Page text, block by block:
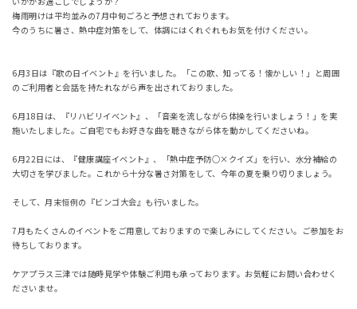
梅雨明けは平均並みの7月中旬ごろと予想されております。
今のうちに暑さ、熱中症対策をして、体調にはくれぐれもお気を付けください。
6月3日は『歌の日イベント』を行いました。「この歌、知ってる！懐かしい！」と周囲
のご利用者と会話を持たれながら声を出されておりました。
6月18日は、『リハビリイベント』、「音楽を流しながら体操を行いましょう！」を実
施いたしました。ご自宅でもお好きな曲を聴きながら体を動かしてくださいね。
6月22日には、『健康講座イベント』、「熱中症予防○×クイズ」を行い、水分補給の
大切さを学びました。これから十分な暑さ対策をして、今年の夏を乗り切りましょう。
そして、月末恒例の『ビンゴ大会』も行いました。
7月もたくさんのイベントをご用意しておりますので楽しみにしてください。ご参加をお
待ちしております。
ケアプラス三津では随時見学や体験ご利用も承っております。お気軽にお問い合わせく
ださいませ。